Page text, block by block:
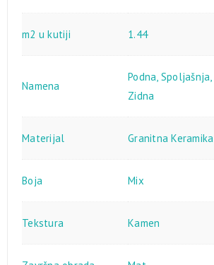
m2 u kutiji 1.44
Namena
Podna, Spoljašnja,
Zidna
Materijal Granitna Keramika
Boja Mix
Tekstura Kamen